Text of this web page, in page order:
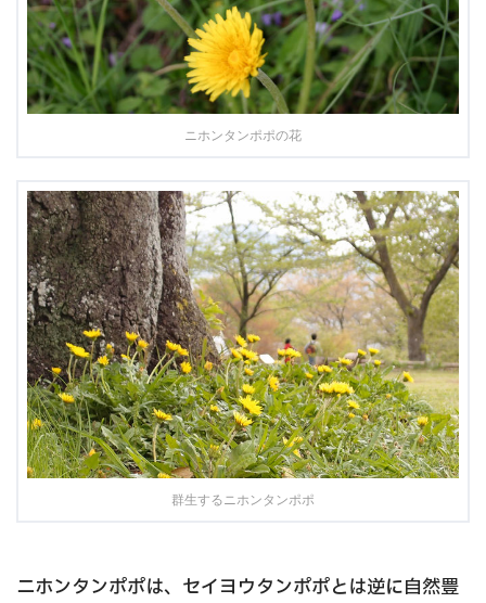
ニホンタンポポの花
群生するニホンタンポポ
ニホンタンポポは、セイヨウタンポポとは逆に自然豊